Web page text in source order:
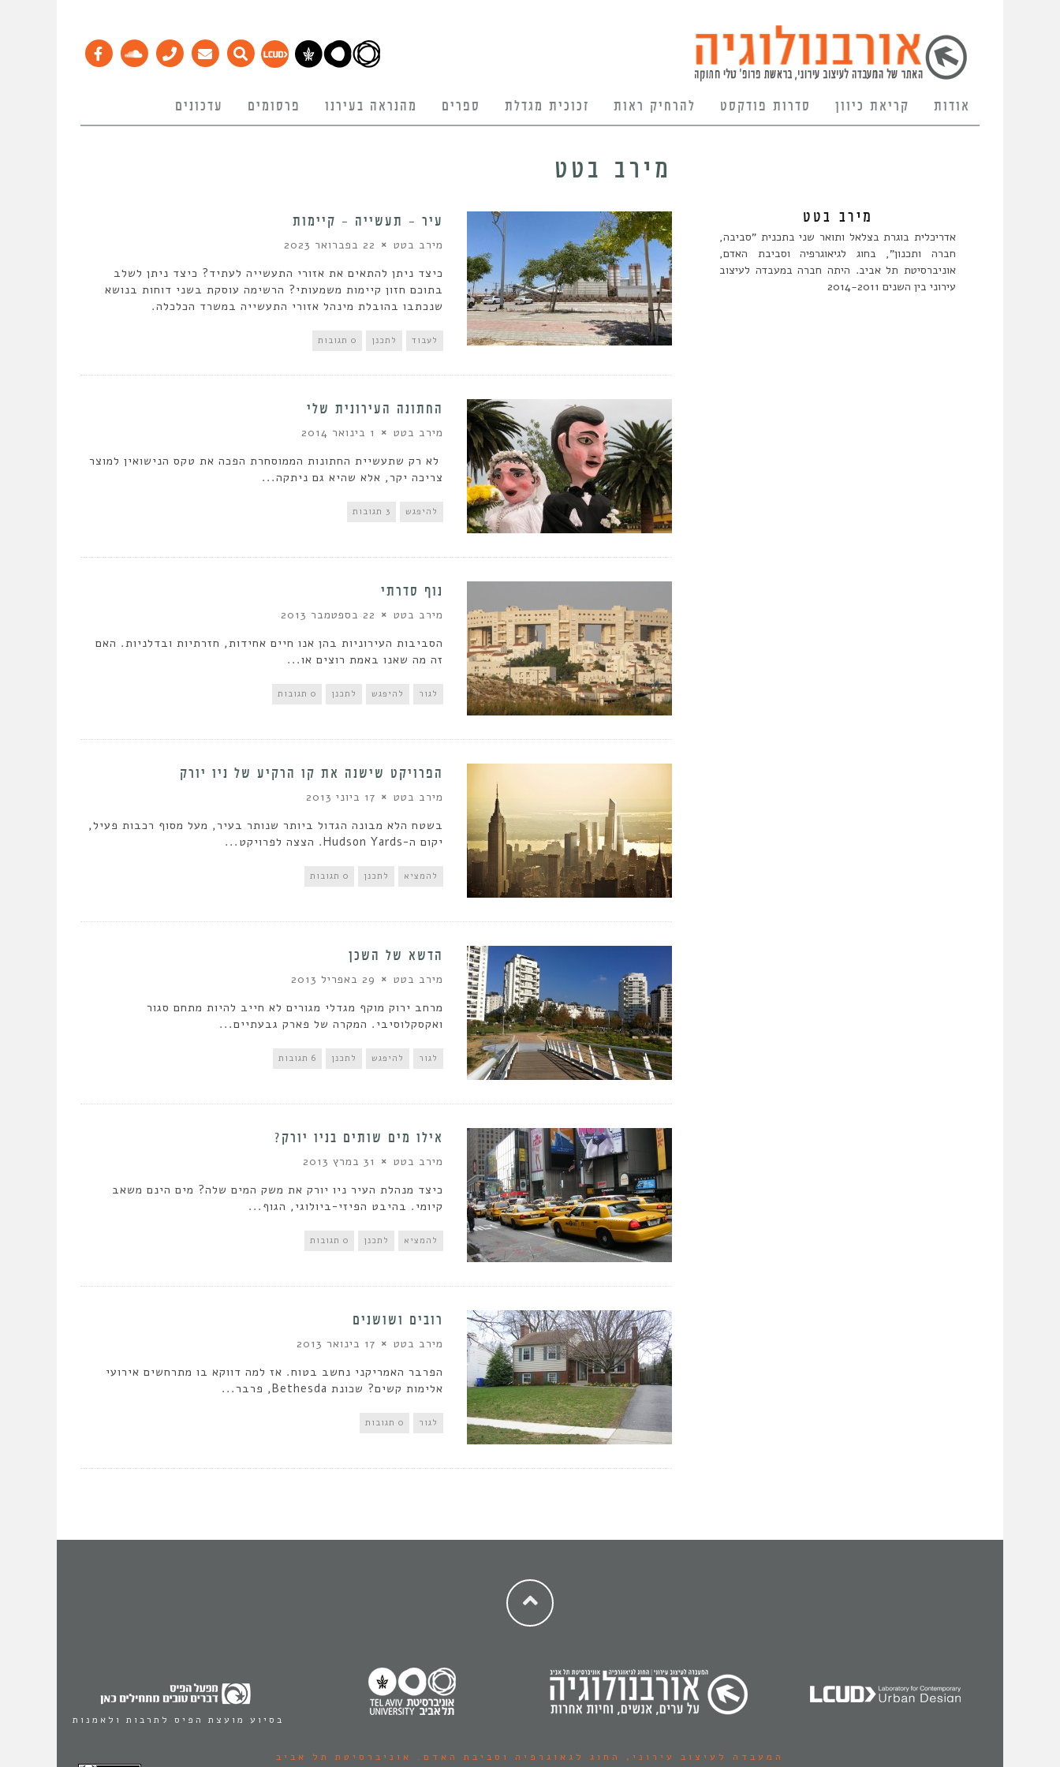
אודות קריאת כיוון סדרות פודקסט להרחיק ראות זכוכית מגדלת ספרים מהנראה בעירנו פרסומים עדכונים
מירב בטט
עיר – תעשייה – קיימות
מירב בטט 22 בפברואר 2023
כיצד ניתן להתאים את אזורי התעשייה לעתיד? כיצד ניתן לשלב
בתוכם חזון קיימות משמעותי? הרשימה עוסקת בשני דוחות בנושא
שנכתבו בהובלת מינהל אזורי התעשייה במשרד הכלכלה.
לעבוד לתכנן 0 תגובות
החתונה העירונית שלי
מירב בטט 1 בינואר 2014
לא רק שתעשיית החתונות הממוסחרת הפכה את טקס הנישואין למוצר
צריכה יקר, אלא שהיא גם ניתקה...
להיפגש 3 תגובות
נוף סדרתי
מירב בטט 22 בספטמבר 2013
הסביבות העירוניות בהן אנו חיים אחידות, חזרתיות ובדלניות. האם
זה מה שאנו באמת רוצים או...
לגור להיפגש לתכנן 0 תגובות
הפרויקט שישנה את קו הרקיע של ניו יורק
מירב בטט 17 ביוני 2013
בשטח הלא מבונה הגדול ביותר שנותר בעיר, מעל מסוף רכבות פעיל,
יקום ה-Hudson Yards. הצצה לפרויקט...
להמציא לתכנן 0 תגובות
הדשא של השכן
מירב בטט 29 באפריל 2013
מרחב ירוק מוקף מגדלי מגורים לא חייב להיות מתחם סגור
ואקסקלוסיבי. המקרה של פארק גבעתיים...
לגור להיפגש לתכנן 6 תגובות
אילו מים שותים בניו יורק?
מירב בטט 31 במרץ 2013
כיצד מנהלת העיר ניו יורק את משק המים שלה? מים הינם משאב
קיומי. בהיבט הפיזי-ביולוגי, הגוף...
להמציא לתכנן 0 תגובות
רובים ושושנים
מירב בטט 17 בינואר 2013
הפרבר האמריקני נחשב בטוח. אז למה דווקא בו מתרחשים אירועי
אלימות קשים? שכונת Bethesda, פרבר...
לגור 0 תגובות
מירב בטט
אדריכלית בוגרת בצלאל ותואר שני בתכנית "סביבה,
חברה ותכנון", בחוג לגיאוגרפיה וסביבת האדם,
אוניברסיטת תל אביב. היתה חברה במעבדה לעיצוב
עירוני בין השנים 2014-2011
בסיוע מועצת הפיס לתרבות ולאמנות
המעבדה לעיצוב עירוני, החוג לגאוגרפיה וסביבת האדם.
אוניברסיטת תל אביב